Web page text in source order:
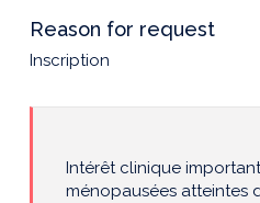
Reason for request
Inscription
Intérêt clinique
ménopausées atteintes